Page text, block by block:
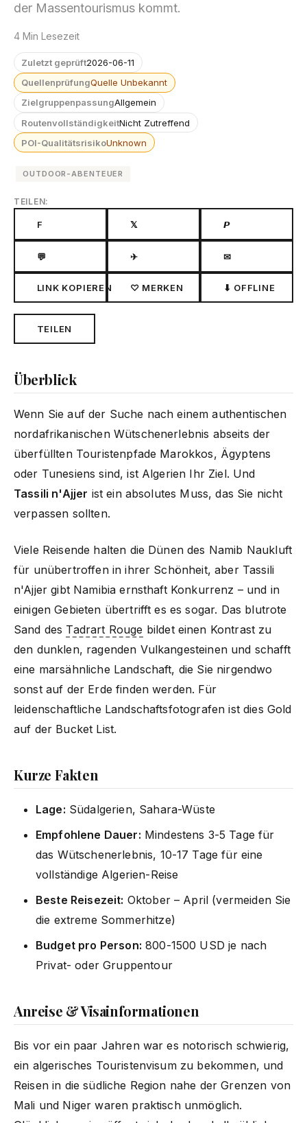
der Massentourismus kommt.
4 Min Lesezeit
Zuletzt geprüft2026-06-11
QuellenprüfungQuelle Unbekannt
ZielgruppenpassungAllgemein
RoutenvollständigkeitNicht Zutreffend
POI-QualitätsrisikoUnknown
OUTDOOR-ABENTEUER
TEILEN:
F 𝕏 𝙋
💬 ✈ ✉
LINK KOPIEREN ♡ MERKEN ⬇ OFFLINE
TEILEN
Überblick
Wenn Sie auf der Suche nach einem authentischen
nordafrikanischen Wütschenerlebnis abseits der
überfüllten Touristenpfade Marokkos, Ägyptens
oder Tunesiens sind, ist Algerien Ihr Ziel. Und
Tassili n'Ajjer ist ein absolutes Muss, das Sie nicht
verpassen sollten.
Viele Reisende halten die Dünen des Namib Naukluft
für unübertroffen in ihrer Schönheit, aber Tassili
n'Ajjer gibt Namibia ernsthaft Konkurrenz – und in
einigen Gebieten übertrifft es es sogar. Das blutrote
Sand des Tadrart Rouge bildet einen Kontrast zu
den dunklen, ragenden Vulkangesteinen und schafft
eine marsähnliche Landschaft, die Sie nirgendwo
sonst auf der Erde finden werden. Für
leidenschaftliche Landschaftsfotografen ist dies Gold
auf der Bucket List.
Kurze Fakten
Lage: Südalgerien, Sahara-Wüste
Empfohlene Dauer: Mindestens 3-5 Tage für
das Wütschenerlebnis, 10-17 Tage für eine
vollständige Algerien-Reise
Beste Reisezeit: Oktober – April (vermeiden Sie
die extreme Sommerhitze)
Budget pro Person: 800-1500 USD je nach
Privat- oder Gruppentour
Anreise & Visainformationen
Bis vor ein paar Jahren war es notorisch schwierig,
ein algerisches Touristenvisum zu bekommen, und
Reisen in die südliche Region nahe der Grenzen von
Mali und Niger waren praktisch unmöglich.